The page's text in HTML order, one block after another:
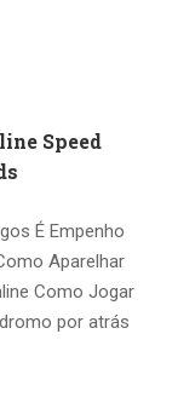
Speed
É Empenho
Aparelhar
Como Jogar
por atrás